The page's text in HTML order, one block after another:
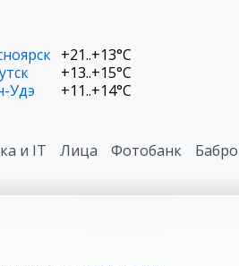
+21..+13°C
+13..+15°C
Удэ
+11..+14°C
и IT Лица Фотобанк